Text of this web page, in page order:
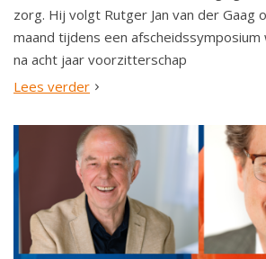
zorg. Hij volgt Rutger Jan van der Gaag
maand tijdens een
na acht jaar voorzitterschap
Lees verder